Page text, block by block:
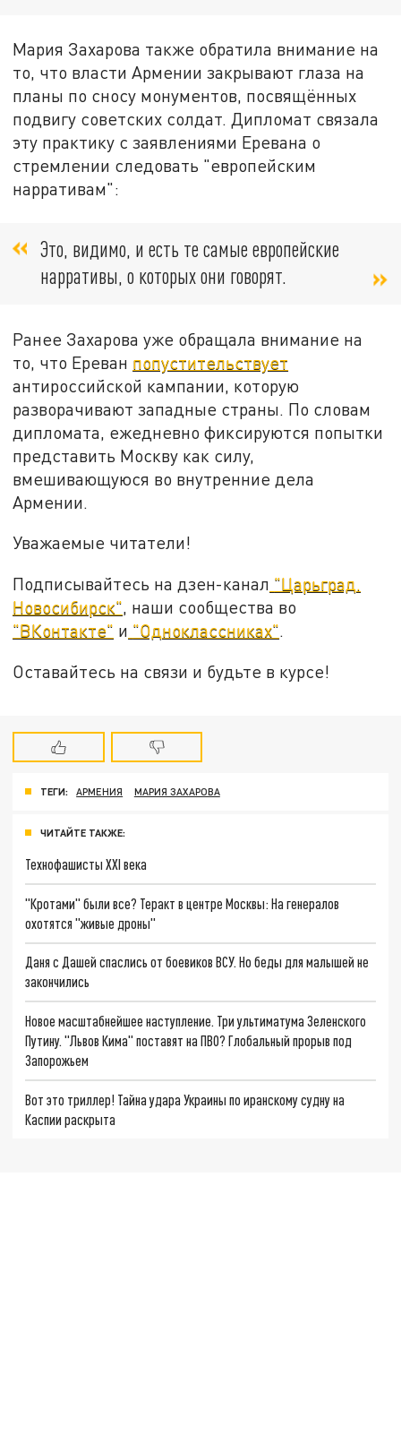
Мария Захарова также обратила внимание на
то, что власти Армении закрывают глаза на
планы по сносу монументов, посвящённых
подвигу советских солдат. Дипломат связала
эту практику с заявлениями Еревана о
стремлении следовать "европейским
нарративам":
Это, видимо, и есть те самые европейские
нарративы, о которых они говорят.
Ранее Захарова уже обращала внимание на
то, что Ереван попустительствует
антироссийской кампании, которую
разворачивают западные страны. По словам
дипломата, ежедневно фиксируются попытки
представить Москву как силу,
вмешивающуюся во внутренние дела
Армении.
Уважаемые читатели!
Подписывайтесь на дзен-канал "Царьград.
Новосибирск", наши сообщества во
"ВКонтакте" и "Одноклассниках".
Оставайтесь на связи и будьте в курсе!
ТЕГИ: АРМЕНИЯ МАРИЯ ЗАХАРОВА
ЧИТАЙТЕ ТАКЖЕ:
Технофашисты XXI века
"Кротами" были все? Теракт в центре Москвы: На генералов
охотятся "живые дроны"
Даня с Дашей спаслись от боевиков ВСУ. Но беды для малышей не
закончились
Новое масштабнейшее наступление. Три ультиматума Зеленского
Путину. "Львов Кима" поставят на ПВО? Глобальный прорыв под
Запорожьем
Вот это триллер! Тайна удара Украины по иранскому судну на
Каспии раскрыта